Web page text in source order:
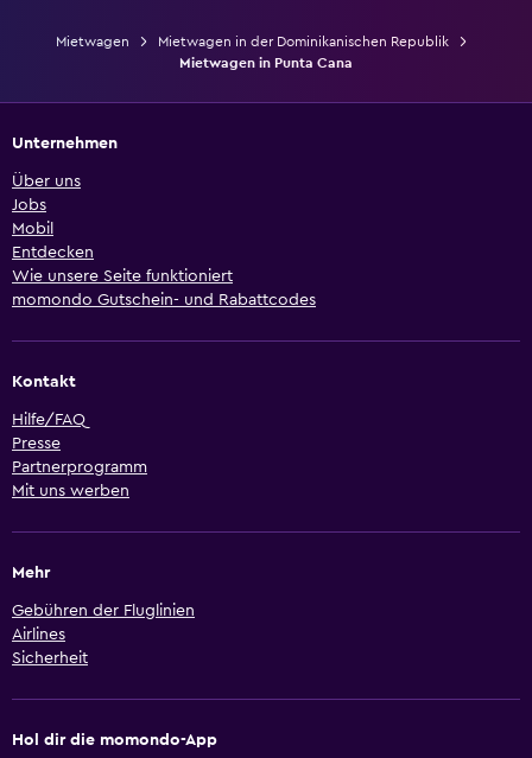
Mietwagen
Mietwagen in der Dominikanischen Republik
Mietwagen in Punta Cana
Unternehmen
Über uns
Jobs
Mobil
Entdecken
Wie unsere Seite funktioniert
momondo Gutschein- und Rabattcodes
Kontakt
Hilfe/FAQ
Presse
Partnerprogramm
Mit uns werben
Mehr
Gebühren der Fluglinien
Airlines
Sicherheit
Hol dir die momondo-App